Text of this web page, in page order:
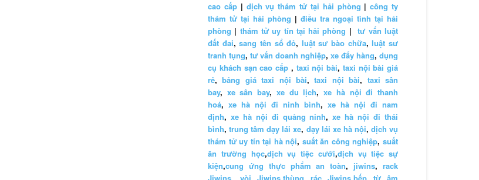
cao cấp| dịch vụ thám tử tại hải phòng |công ty
thám tử tại hải phòng | điều tra ngoại tình tại hải
phòng | thám tử uy tín tại hải phòng |tư vấn luật
đất đai,sang tên sổ đỏ, luật sư bào chữa,luật sư
tranh tụng, tư vấn doanh nghiệp, xe đẩy hàng, dụng
cụ khách sạn cao cấp , taxi nội bài, taxi nội bài giá
rẻ,bảng giá taxi nội bài,taxi nội bài, taxi sân
bay, xe sân bay, xe du lịch,xe hà nội đi thanh
hoá, xe hà nội đi ninh bình, xe hà nội đi nam
định, xe hà nội đi quảng ninh,xe hà nội đi thái
bình,trung tâm dạy lái xe, dạy lái xe hà nội, dịch vụ
thám tử uy tín tại hà nội, suất ăn công nghiệp,suất
ăn trường học,dịch vụ tiệc cưới,dịch vụ tiệc sự
kiện,cung ứng thực phẩm an toàn, jiwins,rack